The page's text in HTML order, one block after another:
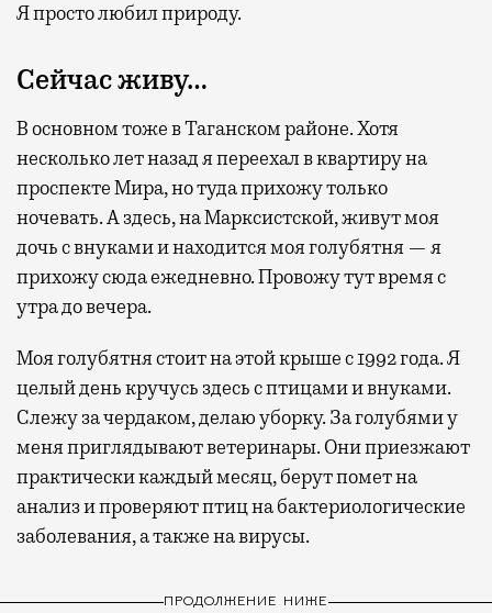
Я просто любил природу.
Сейчас живу…
В основном тоже в Таганском районе. Хотя
несколько лет назад я переехал в квартиру на
проспекте Мира, но туда прихожу только
ночевать. А здесь, на Марксистской, живут моя
дочь с внуками и находится моя голубятня — я
прихожу сюда ежедневно. Провожу тут время с
утра до вечера.
Моя голубятня стоит на этой крыше с 1992 года. Я
целый день кручусь здесь с птицами и внуками.
Слежу за чердаком, делаю уборку. За голубями у
меня приглядывают ветеринары. Они приезжают
практически каждый месяц, берут помет на
анализ и проверяют птиц на бактериологические
заболевания, а также на вирусы.
ПРОДОЛЖЕНИЕ НИЖЕ